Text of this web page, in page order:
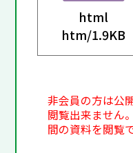
html
htm/1.9KB
非会員の方は公
閲覧出来ません
間の資料を閲覧